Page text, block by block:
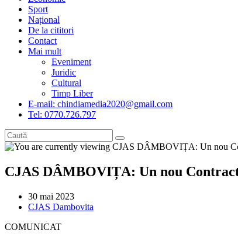
Sport
Național
De la cititori
Contact
Mai mult
Eveniment
Juridic
Cultural
Timp Liber
E-mail: chindiamedia2020@gmail.com
Tel: 0770.726.797
CJAS DÂMBOVIȚA: Un nou
Post
published:
30 mai 2023
Post
CJAS Dambovita
COMUNICAT